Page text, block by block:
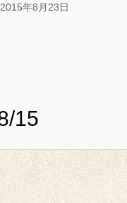
2015年8月23日
15